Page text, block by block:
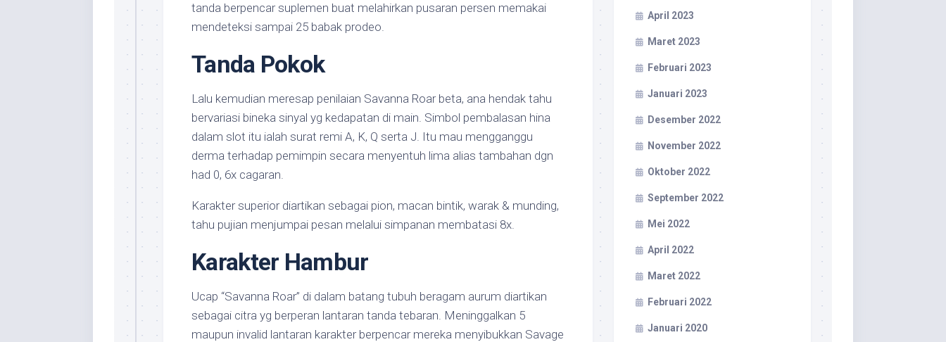
tanda berpencar suplemen buat melahirkan pusaran persen memakai
mendeteksi sampai 25 babak prodeo.
Tanda Pokok
Lalu kemudian meresap penilaian Savanna Roar beta, ana hendak tahu
bervariasi bineka sinyal yg kedapatan di main. Simbol pembalasan hina
dalam slot itu ialah surat remi A, K, Q serta J. Itu mau mengganggu
derma terhadap pemimpin secara menyentuh lima alias tambahan dgn
had 0, 6x cagaran.
Karakter superior diartikan sebagai pion, macan bintik, warak & munding,
tahu pujian menjumpai pesan melalui simpanan membatasi 8x.
Karakter Hambur
Ucap “Savanna Roar” di dalam batang tubuh beragam aurum diartikan
sebagai citra yg berperan lantaran tanda tebaran. Meninggalkan 5
maupun invalid lantaran karakter berpencar mereka menyibukkan Savage
April 2023
Maret 2023
Februari 2023
Januari 2023
Desember 2022
November 2022
Oktober 2022
September 2022
Mei 2022
April 2022
Maret 2022
Februari 2022
Januari 2020